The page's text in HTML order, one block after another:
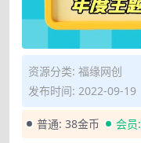
资源分类: 福缘网创
发布时间: 2022-09-19
普通: 38金币 会员: